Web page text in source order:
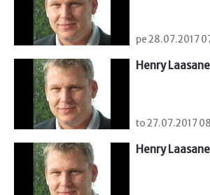
pe 28.07.2017
Henry
to 27.07.2017
Henry